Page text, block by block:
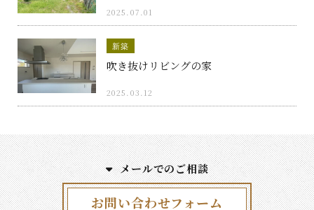
2025.07.01
新築
吹き抜けリビングの家
2025.03.12
メールでのご相談
お問い合わせフォーム